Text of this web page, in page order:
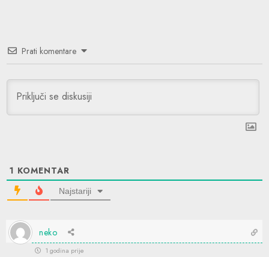
Prati komentare
1 KOMENTAR
Najstariji
neko
1 godina prije